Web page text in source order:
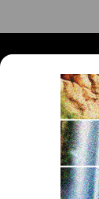
Поиск
Для
Авторазборки